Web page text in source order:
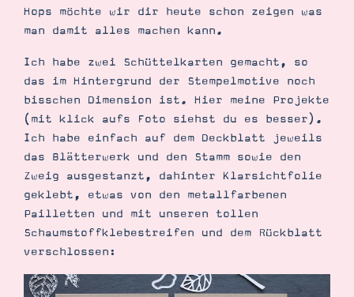
Gutscheine
Produkte erklärt
Über Stampin’ Up!
Ordnungstipps
Hops möchte wir dir heute schon zeigen was
man damit alles machen kann.
Ich habe zwei Schüttelkarten gemacht, so
das im Hintergrund der Stempelmotive noch
bisschen Dimension ist. Hier meine Projekte
(mit klick aufs Foto siehst du es besser).
Ich habe einfach auf dem Deckblatt jeweils
das Blätterwerk und den Stamm sowie den
Zweig ausgestanzt, dahinter Klarsichtfolie
geklebt, etwas von den metallfarbenen
Pailletten und mit unseren tollen
Schaumstoffklebestreifen und dem Rückblatt
verschlossen: